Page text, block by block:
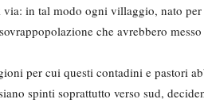
via: in tal modo ogni villaggio, nato
che avrebbero
per cui questi contadini e pastori
spinti soprattutto verso sud,